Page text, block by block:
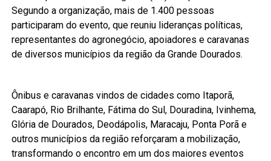
Segundo a organização, mais de 1.400 pessoas
participaram do evento, que reuniu lideranças políticas,
representantes do agronegócio, apoiadores e caravanas
de diversos municípios da região da Grande Dourados.
Ônibus e caravanas vindos de cidades como Itaporã,
Caarapó, Rio Brilhante, Fátima do Sul, Douradina, Ivinhema,
Glória de Dourados, Deodápolis, Maracaju, Ponta Porã e
outros municípios da região reforçaram a mobilização,
transformando o encontro em um dos maiores eventos